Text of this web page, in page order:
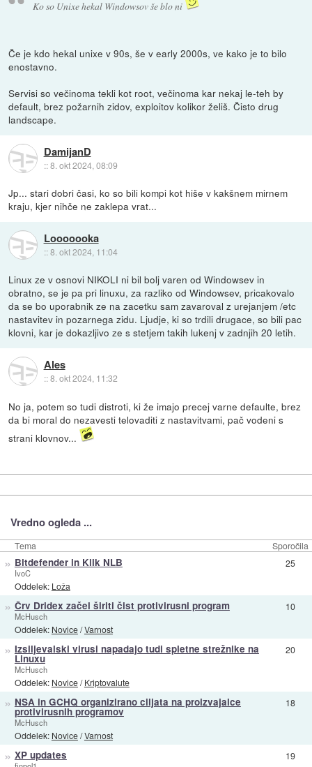
Ko so Unixe hekal Windowsov še blo ni
Če je kdo hekal unixe v 90s, še v early 2000s, ve kako je to bilo
enostavno.
Servisi so večinoma tekli kot root, večinoma kar nekaj le-teh by
default, brez požarnih zidov, exploitov kolikor želiš. Čisto drug
landscape.
DamijanD
::8. okt 2024, 08:09
Jp... stari dobri časi, ko so bili kompi kot hiše v kakšnem mirnem
kraju, kjer nihče ne zaklepa vrat...
Looooooka
::8. okt 2024, 11:04
Linux ze v osnovi NIKOLI ni bil bolj varen od Windowsev in
obratno, se je pa pri linuxu, za razliko od Windowsev, pricakovalo
da se bo uporabnik ze na zacetku sam zavaroval z urejanjem /etc
nastavitev in pozarnega zidu. Ljudje, ki so trdili drugace, so bili pac
klovni, kar je dokazljivo ze s stetjem takih lukenj v zadnjih 20 letih.
Ales
::8. okt 2024, 11:32
No ja, potem so tudi distroti, ki že imajo precej varne defaulte, brez
da bi moral do nezavesti telovaditi z nastavitvami, pač vodeni s
strani klovnov...
Vredno ogleda ...
Tema Sporočila
» Bitdefender in Klik NLB
IvoC
Oddelek: Loža
25
» Črv Dridex začel širiti čist protivirusni program
McHusch
Oddelek: Novice/Varnost
10
» Izsiljevalski virusi napadajo tudi spletne strežnike na
Linuxu
McHusch
Oddelek: Novice/Kriptovalute
20
» NSA in GCHQ organizirano ciljata na proizvajalce
protivirusnih programov
McHusch
Oddelek: Novice/Varnost
18
» XP updates 19